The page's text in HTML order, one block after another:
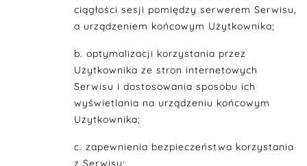
ciągłości sesji pomiędzy serwerem Serwisu,
a urządzeniem końcowym Użytkownika;
optymalizacji korzystania przez
Użytkownika ze stron internetowych
Serwisu i dostosowania sposobu ich
wyświetlania na urządzeniu końcowym
Użytkownika;
zapewnienia bezpieczeństwa korzystania
z Serwisu;